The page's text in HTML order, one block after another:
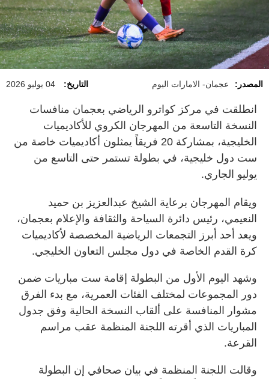
المصدر: عجمان- الامارات اليوم التاريخ: 04 يوليو 2026
انطلقت في مركز كواترو الرياضي بعجمان منافسات
النسخة التاسعة من المهرجان الكروي للأكاديميات
الخليجية، بمشاركة 20 فريقاً يمثلون أكاديميات خاصة من
ست دول خليجية، في بطولة تستمر حتى التاسع من
يوليو الجاري.
ويقام المهرجان برعاية الشيخ عبدالعزيز بن حميد
النعيمي، رئيس دائرة السياحة والثقافة والإعلام بعجمان،
ويعد أحد أبرز التجمعات الرياضية المخصصة لأكاديميات
كرة القدم الخاصة في دول مجلس التعاون الخليجي.
وشهد اليوم الأول من البطولة إقامة ست مباريات ضمن
دور المجموعات لمختلف الفئات العمرية، مع بدء الفرق
مشوار المنافسة على ألقاب النسخة الحالية وفق جدول
المباريات الذي أقرته اللجنة المنظمة عقب مراسم
القرعة.
وقالت اللجنة المنظمة في بيان صحافي إن البطولة